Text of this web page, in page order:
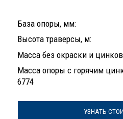
База опоры, мм:
Высота траверсы, м:
Масса без окраски и
Масса опоры с горячим
6774
УЗНАТЬ